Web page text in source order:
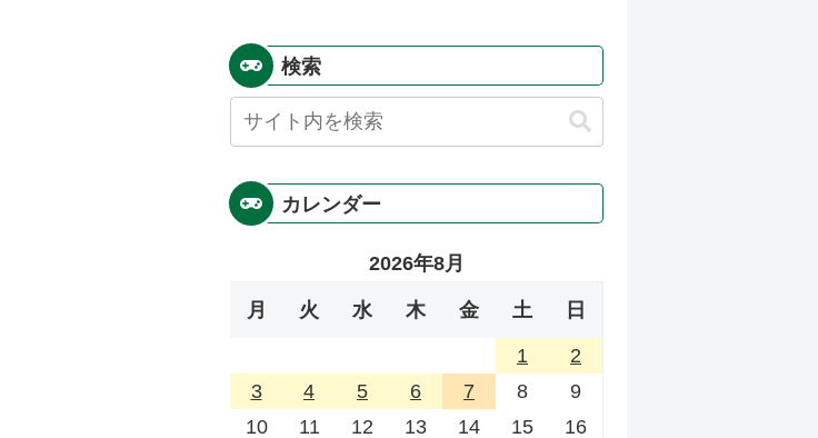
検索
カレンダー
2026年8月
月 火 水 木 金 土 日
1
2
3
4 5 6 7 8
9
10
11 12 13 14 15
16